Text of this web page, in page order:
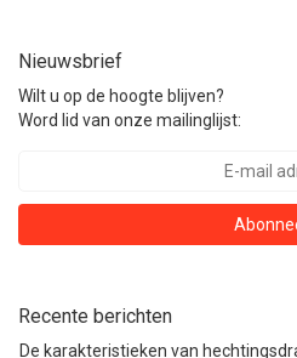
Nieuwsbrief
Wilt u op de hoogte blijven?
Word lid van onze mailinglijst:
Recente berichten
De karakteristieken van